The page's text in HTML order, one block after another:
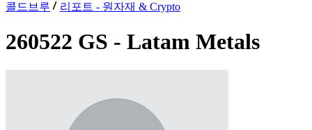
콜드브루
리포트 - 원자재 & Crypto
260522 GS - Latam Metals